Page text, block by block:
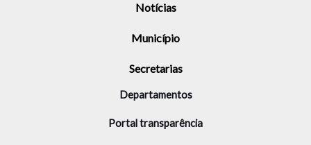
Notícias
Município
Secretarias
Departamentos
Portal transparência